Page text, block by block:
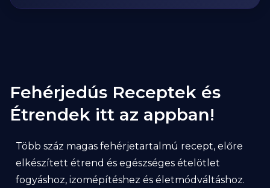
Fehérjedús Receptek és
Étrendek itt az appban!
Több száz magas fehérjetartalmú recept, előre
elkészített étrend és egészséges ételötlet
fogyáshoz, izomépítéshez és életmódváltáshoz.